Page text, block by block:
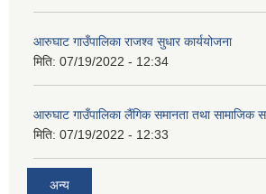
आरुघाट गाउँपालिका राजश्व सुधार कार्ययोजना
मिति: 07/19/2022 - 12:34
आरुघाट गाउँपालिका लैंगिक समानता तथा सामाजिक
मिति: 07/19/2022 - 12:33
अन्य